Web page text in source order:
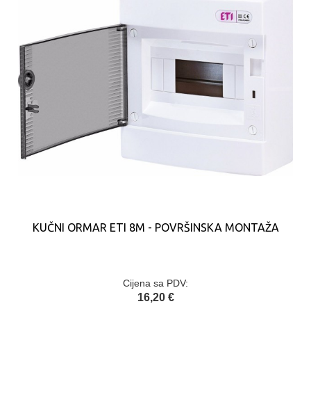
KUČNI ORMAR ETI 8M - POVRŠINSKA MONTAŽA
Cijena sa PDV:
16,20 €